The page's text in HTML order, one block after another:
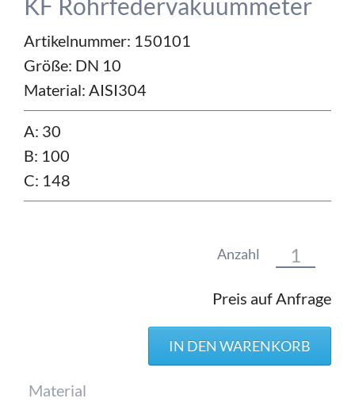
Artikelnummer: 150101
Größe: DN 10
Material: AISI304
A: 30
B: 100
C: 148
Anzahl
Preis auf Anfrage
Pflichtfeld
Material